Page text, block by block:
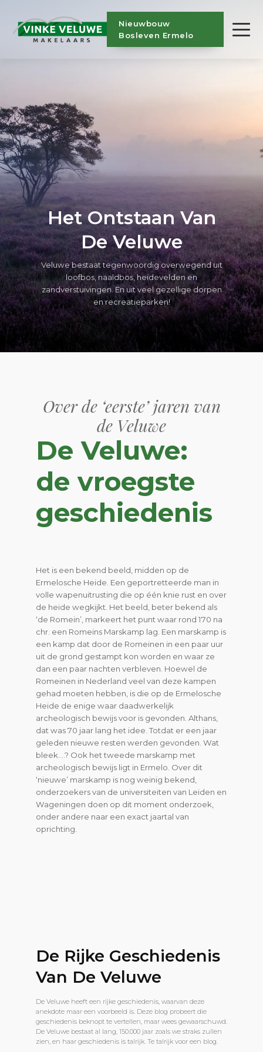
Nieuwbouw
Bosleven Ermelo
Het Ontstaan Van
De Veluwe
Veluwe bestaat tegenwoordig overwegend uit
loofbos, naaldbos, heidevelden en
zandverstuivingen. En uit veel gezellige dorpen
en recreatieparken!
Over de ‘eerste’ jaren van
de Veluwe
De Veluwe:
de vroegste
geschiedenis
Het is een bekend beeld, midden op de
Ermelosche Heide. Een geportretteerde man in
volle wapenuitrusting die op één knie rust en over
de heide wegkijkt. Het beeld, beter bekend als
‘de Romein’, markeert het punt waar rond 170 na
chr. een Romeins Marskamp lag. Een marskamp is
een kamp dat door de Romeinen in een paar uur
uit de grond gestampt kon worden en waar ze
dan een paar nachten verbleven. Hoewel de
Romeinen in Nederland veel van deze kampen
gehad moeten hebben, is die op de Ermelosche
Heide de enige waar daadwerkelijk
archeologisch bewijs voor is gevonden. Althans,
dat was 70 jaar lang het idee. Totdat er een jaar
geleden nieuwe resten werden gevonden. Wat
bleek….? Ook het tweede marskamp met
archeologisch bewijs ligt in Ermelo. Over dit
‘nieuwe’ marskamp is nog weinig bekend,
onderzoekers van de universiteiten van Leiden en
Wageningen doen op dit moment onderzoek,
onder andere naar een exact jaartal van
oprichting.
De Rijke Geschiedenis
Van De Veluwe
De Veluwe heeft een rijke geschiedenis, waarvan deze
anekdote maar een voorbeeld is. Deze blog probeert die
geschiedenis beknopt te vertellen, maar wees gewaarschuwd.
De Veluwe bestaat al lang, 150.000 jaar zoals we straks zullen
zien, en haar geschiedenis is talrijk. Te talrijk voor een blog.